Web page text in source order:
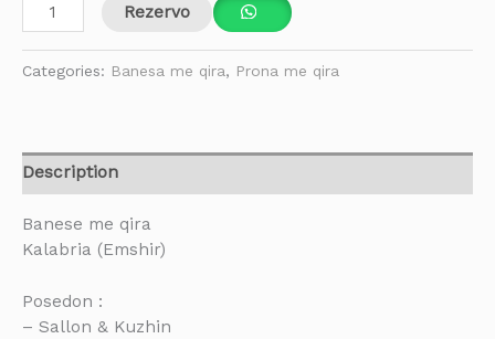
Rezervo
Categories: Banesa me qira, Prona me qira
Description
Banese me qira
Kalabria (Emshir)
Posedon :
– Sallon & Kuzhin